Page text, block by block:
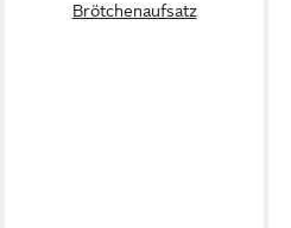
Brötchenaufsatz